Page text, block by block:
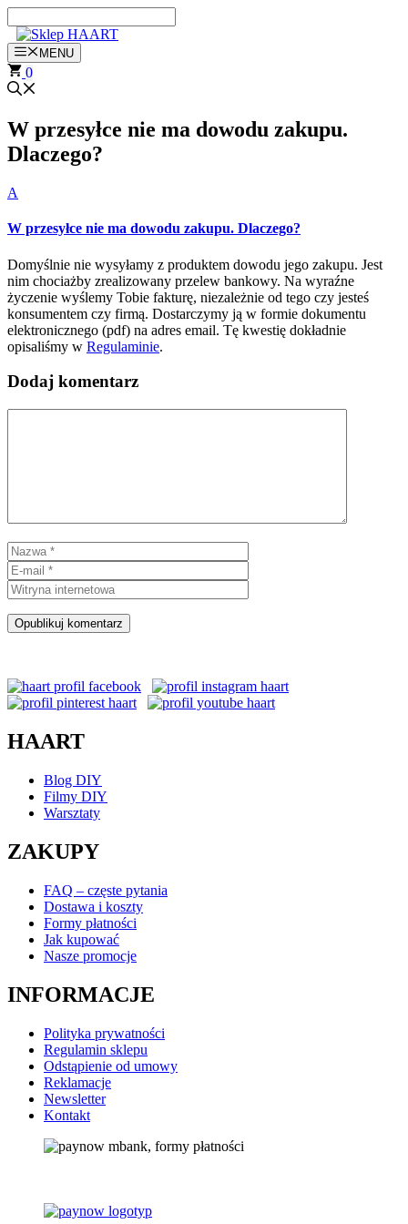
do
treści MENU
0
W przesyłce nie ma dowodu zakupu.
Dlaczego?
A
W przesyłce nie ma dowodu zakupu. Dlaczego?
Domyślnie nie wysyłamy z produktem dowodu jego zakupu. Jest
nim chociażby zrealizowany przelew bankowy. Na wyraźne
życzenie wyślemy Tobie fakturę, niezależnie od tego czy jesteś
konsumentem czy firmą. Dostarczymy ją w formie dokumentu
elektronicznego (pdf) na adres email. Tę kwestię dokładnie
opisaliśmy w Regulaminie.
Dodaj komentarz
Nazwa
mail
internetowa
HAART
Blog DIY
Filmy DIY
Warsztaty
ZAKUPY
FAQ – częste pytania
Dostawa i koszty
Formy płatności
Jak kupować
Nasze promocje
INFORMACJE
Polityka prywatności
Regulamin sklepu
Odstąpienie od umowy
Reklamacje
Newsletter
Kontakt